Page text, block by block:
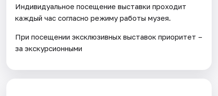
Индивидуальное посещение выставки проходит
каждый час согласно режиму работы музея.
При посещении эксклюзивных выставок приоритет –
за экскурсионными